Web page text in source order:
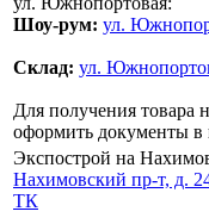
Шоу-рум: ул.
Склад: ул.
Для получения товара
оформить документы в
Экспострой на
Нахимовский пр-т, д.
ТК